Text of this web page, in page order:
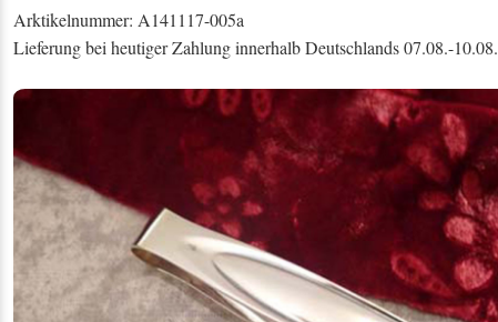
Arktikelnummer: A141117-005a
Lieferung bei heutiger Zahlung innerhalb Deutschlands 07.08.-10.08.